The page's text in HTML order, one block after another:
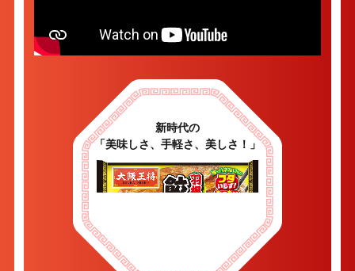
新時代の
「美味しさ、手軽さ、美しさ！」